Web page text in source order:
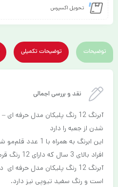
تحویل اکسپرس
توضیحات توضیحات تکمیلی
نقد و بررسی اجمالی
آبرنگ 12 رنگ پلیکان مدل
شدن از جعبه را دارد
افراد بالای 3 سال که دارای 12 رنگ قرص گرد می باشد.
آبرنگ 12 رنگ پلیکان مدل
است و رنگ سفید تیوپی نیز دارد.